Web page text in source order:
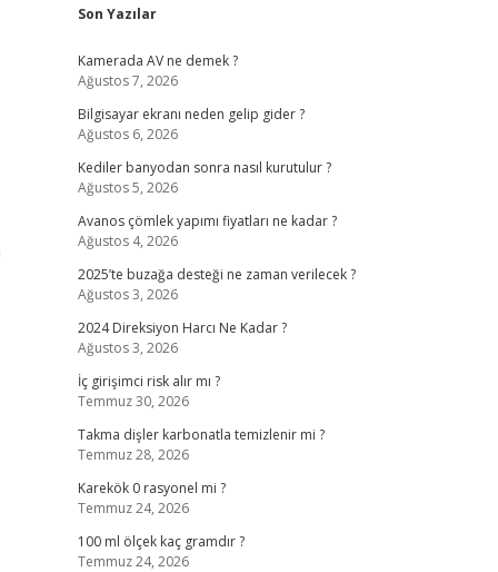
Sidebar
Son Yazılar
Kamerada AV ne demek ?
Ağustos 7, 2026
Bilgisayar ekranı neden gelip gider ?
Ağustos 6, 2026
Kediler banyodan sonra nasıl kurutulur ?
Ağustos 5, 2026
Avanos çömlek yapımı fiyatları ne kadar ?
Ağustos 4, 2026
2025’te buzağa desteği ne zaman verilecek ?
Ağustos 3, 2026
2024 Direksiyon Harcı Ne Kadar ?
Ağustos 3, 2026
İç girişimci risk alır mı ?
Temmuz 30, 2026
Takma dişler karbonatla temizlenir mi ?
Temmuz 28, 2026
Karekök 0 rasyonel mi ?
Temmuz 24, 2026
100 ml ölçek kaç gramdır ?
Temmuz 24, 2026